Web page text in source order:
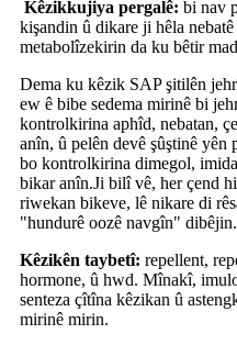
Kêzikkujiya pergalê: bi nav
kişandin û dikare ji hêla
metabolîzekirin da ku bêtir
Dema ku kêzik SAP şitilên
ew ê bibe sedema mirinê bi
kontrolkirina aphîd, nebatan,
anîn, û pelên devê şûştinê
bo kontrolkirina dimegol,
bikar anîn.Ji bilî vê, her çend
riwekan bikeve, lê nikare di
"hundurê oozê navgîn" dibêjin.
Kêzikên taybetî: repellent,
hormone, û hwd. Mînakî,
senteza çîtîna kêzikan û
mirinê mirin.